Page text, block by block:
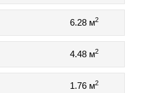
6.28 м2
4.48 м2
1.76 м2